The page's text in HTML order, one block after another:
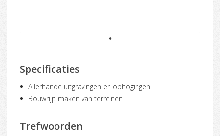
1
Specificaties
Allerhande uitgravingen en ophogingen
Bouwrijp maken van terreinen
Trefwoorden